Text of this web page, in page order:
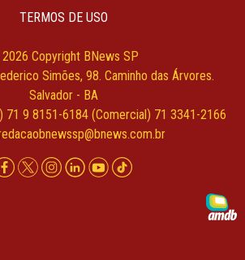
TERMOS DE USO
Copyright BNews SP
Simões, 98. Caminho das Árvores.
Salvador - BA
71 9 8151-6184 (Comercial) 71 3341-2166